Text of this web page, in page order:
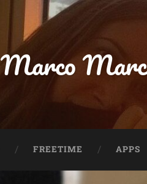
Marco
FREETIME APPS